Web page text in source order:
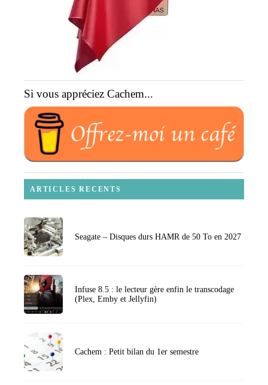
Si vous appréciez Cachem...
ARTICLES RECENTS
Seagate – Disques durs HAMR de 50 To en 2027
Infuse 8.5 : le lecteur gère enfin le transcodage
(Plex, Emby et Jellyfin)
Cachem : Petit bilan du 1er semestre